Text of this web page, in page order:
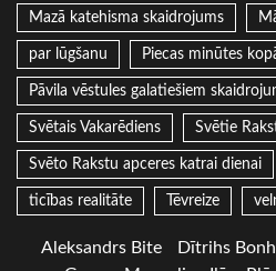
Mazā katehisma skaidrojums
par lūgšanu Piecas minūtes
Pāvila vēstules galatiešiem
Svētais Vakarēdiens Svētie
Svēto Rakstu apceres katrai dienai
ticības realitāte Tēvreize
Aleksandrs Bite Dītrihs